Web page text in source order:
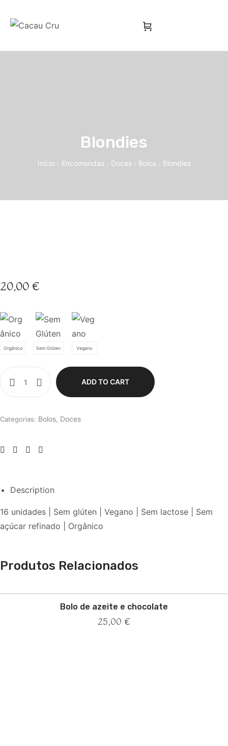
Blondies
Início / Encomendas / Doces / Bolos / Blondies
20,00 €
Orgânico Sem Glúten Vegano
ADD TO CART
Categorias: Bolos, Doces
Description
16 unidades | Sem glúten | Vegano | Sem lactose | Sem
açúcar refinado | Orgânico
Produtos Relacionados
Bolo de azeite e chocolate
25,00 €